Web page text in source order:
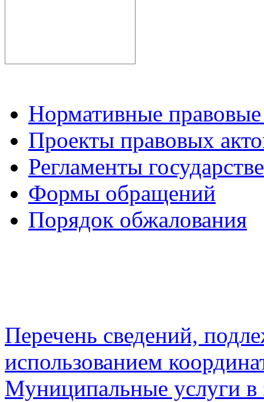
Нормативные
Проекты правовых
Регламенты
Формы обращений
Порядок обжалования
Перечень сведений,
использованием
Муниципальные услуги в